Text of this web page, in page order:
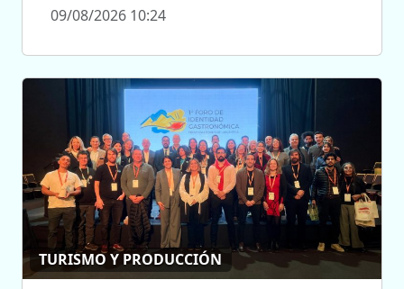
09/08/2026 10:24
TURISMO Y PRODUCCIÓN